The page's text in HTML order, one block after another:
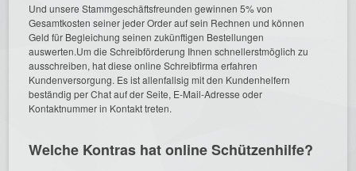
Und unsere Stammgeschäftsfreunden gewinnen 5% von
Gesamtkosten seiner jeder Order auf sein Rechnen und können
Geld für Begleichung seinen zukünftigen Bestellungen
auswerten.Um die Schreibförderung Ihnen schnellerstmöglich zu
ausschreiben, hat diese online Schreibfirma erfahren
Kundenversorgung. Es ist allenfallsig mit den Kundenhelfern
beständig per Chat auf der Seite, E-Mail-Adresse oder
Kontaktnummer in Kontakt treten.
Welche Kontras hat online Schützenhilfe?